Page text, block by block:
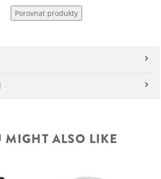
Porovnat produkty
MIGHT ALSO LIKE